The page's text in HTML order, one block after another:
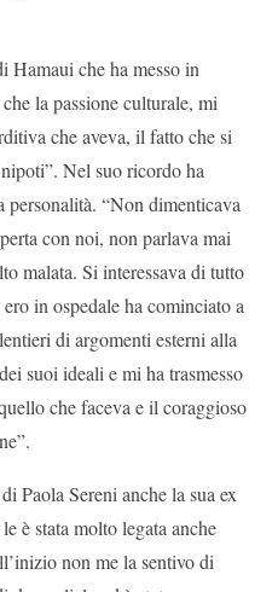
che ha messo in
la passione culturale, mi
che aveva, il fatto che si
Nel suo ricordo ha
personalità. “Non dimenticava
con noi, non parlava mai
malata. Si interessava di tutto
in ospedale ha cominciato a
di argomenti esterni alla
suoi ideali e mi ha trasmesso
che faceva e il coraggioso
Paola Sereni anche la sua ex
è stata molto legata anche
non me la sentivo di